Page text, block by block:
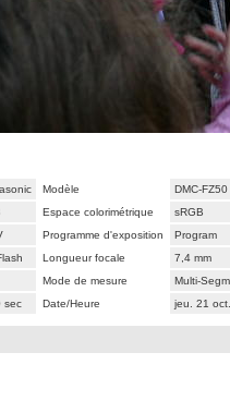
Modèle
DMC-FZ50
Espace colorimétrique
sRGB
Programme d'exposition
Program
Longueur focale
7,4 mm
Mode de mesure
Multi-
sec Date/Heure jeu. 21